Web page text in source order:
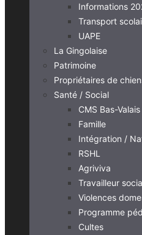
Informations
Transport
UAPE
La Gingolaise
Patrimoine
Propriétaires de
Santé / Social
CMS Bas-Valais
Famille
Intégration /
RSHL
Agriviva
Travailleur
Violences
Programme
Cultes